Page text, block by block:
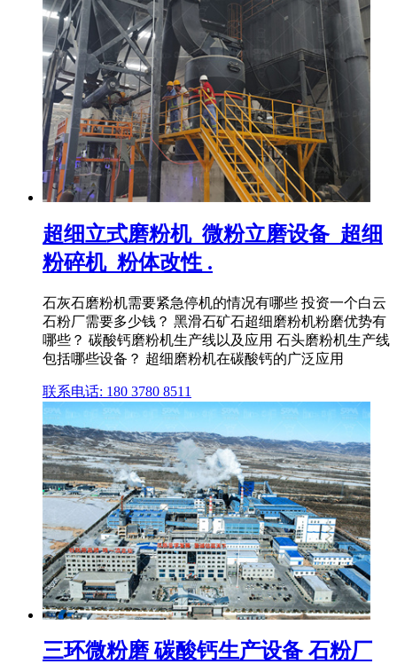
超细立式磨粉机_微粉立磨设备_超细
粉碎机_粉体改性 .
石灰石磨粉机需要紧急停机的情况有哪些 投资一个白云
石粉厂需要多少钱？ 黑滑石矿石超细磨粉机粉磨优势有
哪些？ 碳酸钙磨粉机生产线以及应用 石头磨粉机生产线
包括哪些设备？ 超细磨粉机在碳酸钙的广泛应用
联系电话: 180 3780 8511
三环微粉磨 碳酸钙生产设备 石粉厂